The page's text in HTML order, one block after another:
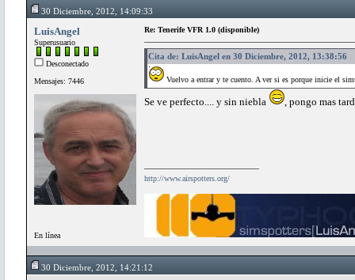
30 Diciembre, 2012, 14:09:33
LuisAngel
Superusuario
Desconectado
Mensajes: 7446
En línea
Re: Tenerife VFR 1.0 (disponible)
Cita de: LuisAngel en 30 Diciembre, 2012, 13:38:56
Vuelvo a entrar y te cuento. A ver si es porque inicie el
Se ve perfecto.... y sin niebla , pongo mas
http://www.airspotters.org/
30 Diciembre, 2012, 14:21:12